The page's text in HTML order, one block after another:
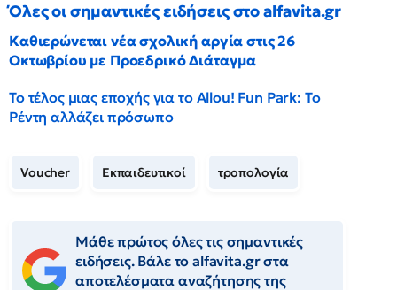
Όλες οι σημαντικές ειδήσεις στο alfavita.gr
Καθιερώνεται νέα σχολική αργία στις 26
Οκτωβρίου με Προεδρικό Διάταγμα
Το τέλος μιας εποχής για το Allou! Fun Park: Το
Ρέντη αλλάζει πρόσωπο
Voucher Εκπαιδευτικοί τροπολογία
Μάθε πρώτος όλες τις σημαντικές
ειδήσεις. Βάλε το alfavita.gr στα
αποτελέσματα αναζήτησης της